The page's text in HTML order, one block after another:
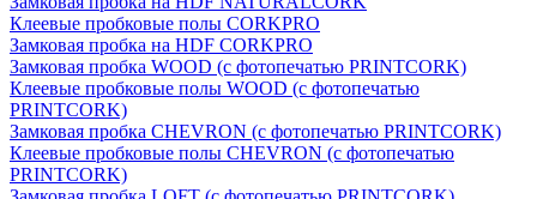
Клеевые пробковые полы CORKPRO
Замковая пробка на HDF CORKPRO
Замковая пробка WOOD (с фотопечатью PRINTCORK)
Клеевые пробковые полы WOOD (с фотопечатью
PRINTCORK)
Замковая пробка CHEVRON (с фотопечатью PRINTCORK)
Клеевые пробковые полы CHEVRON (с фотопечатью
PRINTCORK)